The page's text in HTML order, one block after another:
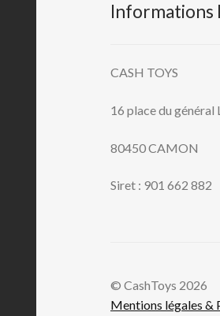
Informations
CASH TOYS
16 place du général
80450 CAMON
Siret : 901 662 882
© CashToys 2026
Mentions légales